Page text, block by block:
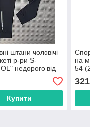
штани чоловічі
р-ри S-
недорого від
постачальника
Купити
на
54
321